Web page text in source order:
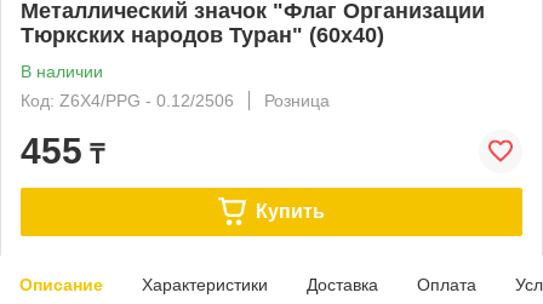
Металлический значок "Флаг Организации
Тюркских народов Туран" (60x40)
В наличии
Код: Z6X4/PPG - 0.12/2506
Розница
455 ₸
Купить
Описание Характеристики Доставка Оплата